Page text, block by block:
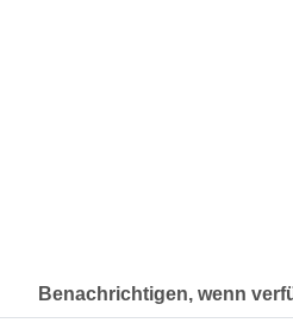
Benachrichtigen, wenn